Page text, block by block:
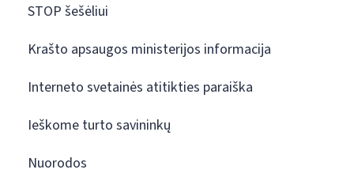
STOP šešėliui
Krašto apsaugos ministerijos informacija
Interneto svetainės atitikties paraiška
Ieškome turto savininkų
Nuorodos